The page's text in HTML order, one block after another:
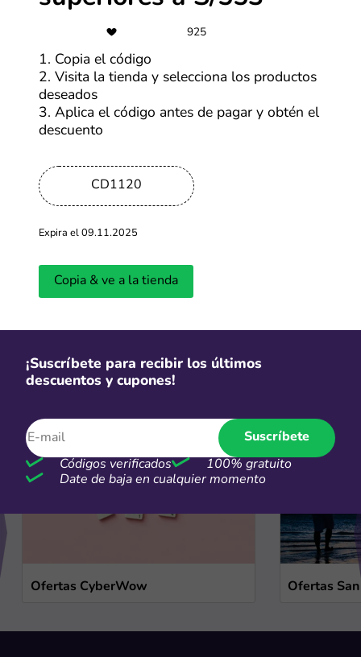
Últimas entradas del blog
Ver más
¿Cuándo será la primera edición del
CyberWow en 2026?
Ofertas de temporada
Ofertas CyberWow Ofertas
925
1. Copia el código
2. Visita la tienda y selecciona los productos
deseados
3. Aplica el código antes de pagar y obtén el
descuento
CD1120
Expira el 09.11.2025
Copia & ve a la tienda
¡Suscríbete para recibir los últimos
descuentos y cupones!
Suscríbete
Códigos verificados
100% gratuito
Date de baja en cualquier momento